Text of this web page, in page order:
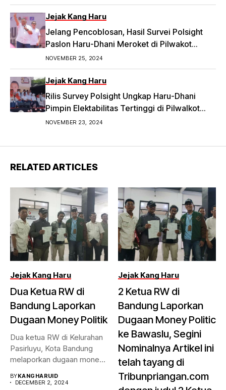
Jejak Kang Haru
Jelang Pencoblosan, Hasil Survei Polsight
Paslon Haru-Dhani Meroket di Pilwakot
Bandung
NOVEMBER 25, 2024
Jejak Kang Haru
Rilis Survey Polsight Ungkap Haru-Dhani
Pimpin Elektabilitas Tertinggi di Pilwalkot
Bandung 2024
NOVEMBER 23, 2024
RELATED ARTICLES
Jejak Kang Haru
Dua Ketua RW di
Bandung Laporkan
Dugaan Money Politik
Dua ketua RW di Kelurahan
Pasirluyu, Kota Bandung
melaporkan dugaan money
BYKANGHARUID
DECEMBER 2, 2024
Jejak Kang Haru
2 Ketua RW di
Bandung Laporkan
Dugaan Money Politic
ke Bawaslu, Segini
Nominalnya Artikel ini
telah tayang di
Tribunpriangan.com